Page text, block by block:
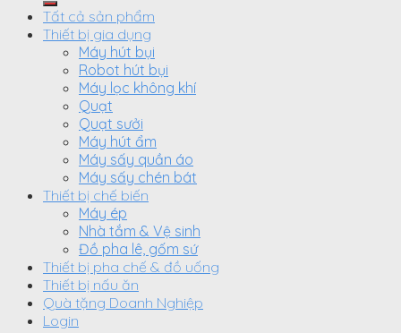
Tất cả sản phẩm
Thiết bị gia dụng
Máy hút bụi
Robot hút bụi
Máy lọc không khí
Quạt
Quạt sưởi
Máy hút ẩm
Máy sấy quần áo
Máy sấy chén bát
Thiết bị chế biến
Máy ép
Nhà tắm & Vệ sinh
Đồ pha lê, gốm sứ
Thiết bị pha chế & đồ uống
Thiết bị nấu ăn
Quà tặng Doanh Nghiệp
Login